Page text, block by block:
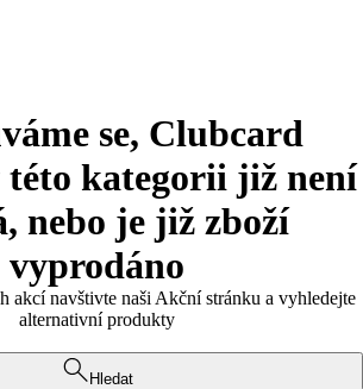
se, Clubcard
kategorii již není
nebo je již zboží
vyprodáno
akcí navštivte naši Akční stránku a vyhledejte
alternativní produkty
Hledat